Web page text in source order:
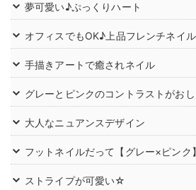
夢可愛い♪ぷっくりハート
オフィスでもOK♪上品フレンチネイル
手描きアートで癒されネイル
グレーとピンクのコントラストがお
大人なニュアンスデザイン
フットネイルだって【グレー×ピンク】
ストライプが可愛い☆